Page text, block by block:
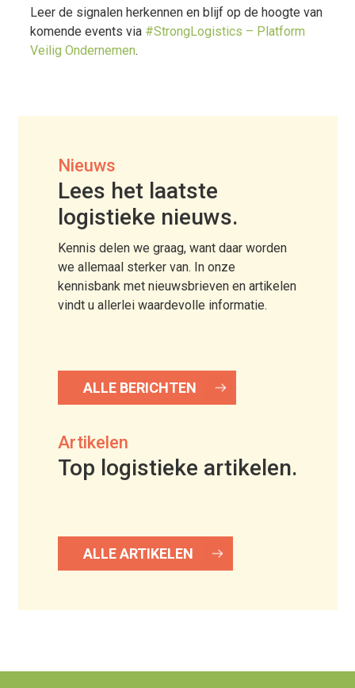
Leer de signalen herkennen en blijf op de hoogte van
komende events via #StrongLogistics – Platform
Veilig Ondernemen.
Nieuws
Lees het laatste
logistieke nieuws.
Kennis delen we graag, want daar worden
we allemaal sterker van. In onze
kennisbank met nieuwsbrieven en artikelen
vindt u allerlei waardevolle informatie.
ALLE BERICHTEN
Artikelen
Top logistieke artikelen.
ALLE ARTIKELEN